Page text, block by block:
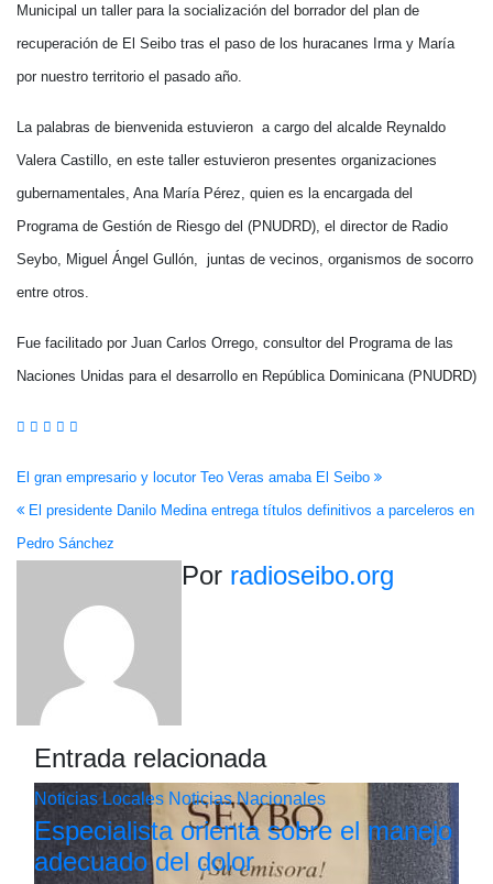
Municipal un taller para la socialización del borrador del plan de
recuperación de El Seibo tras el paso de los huracanes Irma y María
por nuestro territorio el pasado año.
La palabras de bienvenida estuvieron a cargo del alcalde Reynaldo
Valera Castillo, en este taller estuvieron presentes organizaciones
gubernamentales, Ana María Pérez, quien es la encargada del
Programa de Gestión de Riesgo del (PNUDRD), el director de Radio
Seybo, Miguel Ángel Gullón, juntas de vecinos, organismos de socorro
entre otros.
Fue facilitado por Juan Carlos Orrego, consultor del Programa de las
Naciones Unidas para el desarrollo en República Dominicana (PNUDRD)
Navegación
de
entradas
El gran empresario y locutor Teo Veras amaba El Seibo
El presidente Danilo Medina entrega títulos definitivos a parceleros en
Pedro Sánchez
Por radioseibo.org
Entrada relacionada
Noticias Locales Noticias Nacionales
Especialista orienta sobre el manejo
adecuado del dolor